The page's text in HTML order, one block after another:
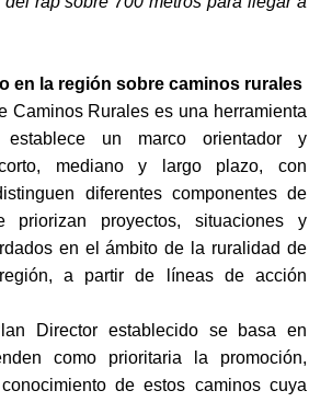
en la región sobre caminos rurales
Caminos Rurales es una herramienta
un marco orientador y
mediano y largo plazo, con
diferentes componentes de
priorizan proyectos, situaciones y
en el ámbito de la ruralidad de
a partir de líneas de acción
Director establecido se basa en
como prioritaria la promoción,
de estos caminos cuya